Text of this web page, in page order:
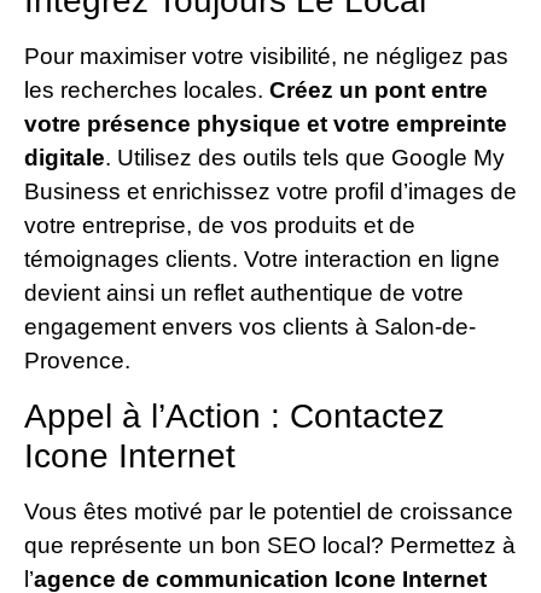
Pour maximiser votre visibilité, ne négligez pas
les recherches locales. Créez un pont entre
votre présence physique et votre empreinte
digitale. Utilisez des outils tels que Google My
Business et enrichissez votre profil d’images de
votre entreprise, de vos produits et de
témoignages clients. Votre interaction en ligne
devient ainsi un reflet authentique de votre
engagement envers vos clients à Salon-de-
Provence.
Appel à l’Action : Contactez
Icone Internet
Vous êtes motivé par le potentiel de croissance
que représente un bon SEO local? Permettez à
l’agence de communication Icone Internet